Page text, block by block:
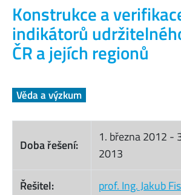
Konstrukce a
indikátorů
ČR a jejích regionů
Věda a výzkum
Doba řešení:
1. března 2012 -
2013
Řešitel:
prof. Ing. Jakub